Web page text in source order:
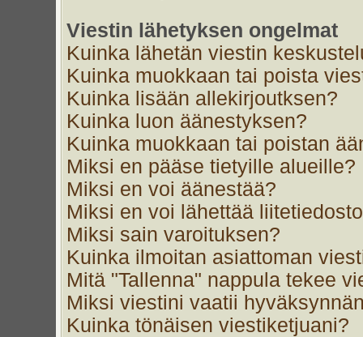
Viestin lähetyksen ongelmat
Kuinka lähetän viestin
Kuinka muokkaan tai poista
Kuinka lisään allekirjoutksen?
Kuinka luon äänestyksen?
Kuinka muokkaan tai poistan
Miksi en pääse tietyille alueille?
Miksi en voi äänestää?
Miksi en voi lähettää
Miksi sain varoituksen?
Kuinka ilmoitan asiattoman
Mitä "Tallenna" nappula tekee
Miksi viestini vaatii
Kuinka tönäisen viestiketjuani?